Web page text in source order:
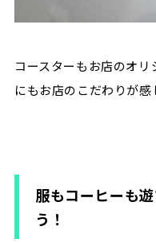
コースターもお店のオ
にもお店のこだわりが
服もコーヒーも
う！